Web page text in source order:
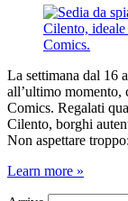
La settimana dal 16
all’ultimo momento,
Comics. Regalati
Cilento, borghi
Non aspettare
Learn more »